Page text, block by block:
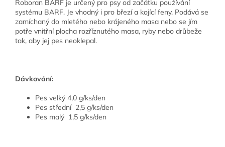
Roboran BARF je určený pro psy od začátku používání
systému BARF. Je vhodný i pro březí a kojící feny. Podává se
zamíchaný do mletého nebo krájeného masa nebo se jím
potře vnitřní plocha rozříznutého masa, ryby nebo drůbeže
tak, aby jej pes neoklepal.
Dávkování:
Pes velký 4,0 g/ks/den
Pes střední 2,5 g/ks/den
Pes malý 1,5 g/ks/den